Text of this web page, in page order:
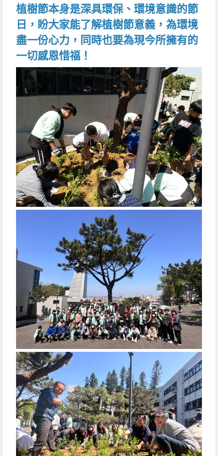
植樹節本身是深具環保、環境意識的節
日，盼大家能了解植樹節意義，為環境
盡一份心力，同時也要為現今所擁有的
一切感恩惜福！